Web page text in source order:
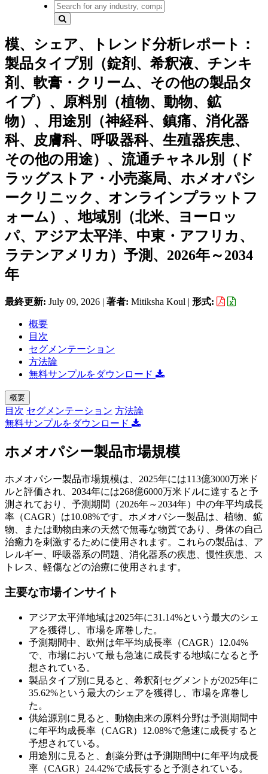
模、シェア、トレンド分析レポート：
製品タイプ別（錠剤、希釈液、チンキ
剤、軟膏・クリーム、その他の製品タ
イプ）、原料別（植物、動物、鉱
物）、用途別（神経科、鎮痛、消化器
科、皮膚科、呼吸器科、生殖器疾患、
その他の用途）、流通チャネル別（ド
ラッグストア・小売薬局、ホメオパシ
ークリニック、オンラインプラットフ
ォーム）、地域別（北米、ヨーロッ
パ、アジア太平洋、中東・アフリカ、
ラテンアメリカ）予測、2026年～2034
年
最終更新: July 09, 2026 | 著者: Mitiksha Koul | 形式:
概要
目次
セグメンテーション
方法論
無料サンプルをダウンロード
概要
目次 セグメンテーション 方法論
無料サンプルをダウンロード
ホメオパシー製品市場規模
ホメオパシー製品市場規模は、2025年には113億3000万米ド
ルと評価され、2034年には268億6000万米ドルに達すると予
測されており、予測期間（2026年～2034年）中の年平均成長
率（CAGR）は10.08%です。ホメオパシー製品は、植物、鉱
物、または動物由来の天然で無毒な物質であり、身体の自己
治癒力を刺激するために使用されます。これらの製品は、ア
レルギー、呼吸器系の問題、消化器系の疾患、慢性疾患、ス
トレス、軽傷などの治療に使用されます。
主要な市場インサイト
アジア太平洋地域は2025年に31.14%という最大のシェ
アを獲得し、市場を席巻した。
予測期間中、欧州は年平均成長率（CAGR）12.04%
で、市場において最も急速に成長する地域になると予
想されている。
製品タイプ別に見ると、希釈剤セグメントが2025年に
35.62%という最大のシェアを獲得し、市場を席巻し
た。
供給源別に見ると、動物由来の原料分野は予測期間中
に年平均成長率（CAGR）12.08%で急速に成長すると
予想されている。
用途別に見ると、創薬分野は予測期間中に年平均成長
率（CAGR）24.42%で成長すると予測されている。